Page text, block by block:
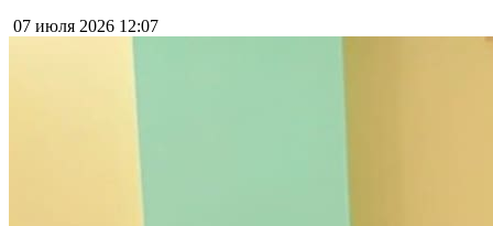
07 июля 2026 12:07